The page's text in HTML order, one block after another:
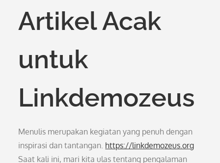
Artikel Acak
untuk
Linkdemozeus
Menulis merupakan kegiatan yang penuh dengan
inspirasi dan tantangan. https://linkdemozeus.org
Saat kali ini, mari kita ulas tentang pengalaman